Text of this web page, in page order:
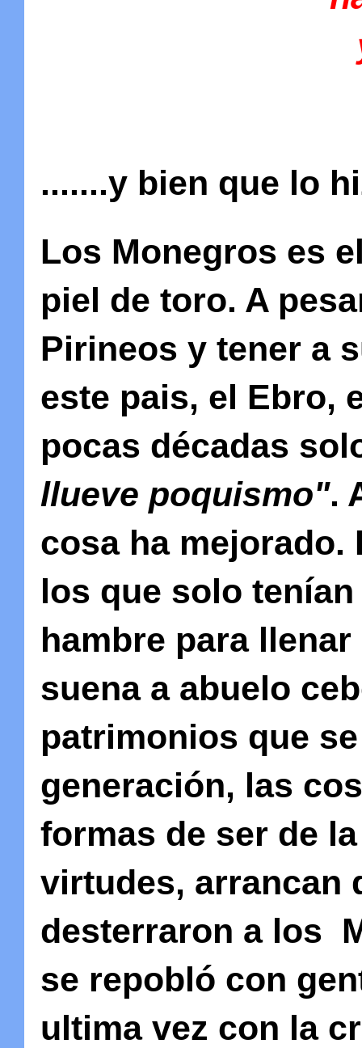
.......y bien que lo
Los Monegros es
piel de toro. A
Pirineos y tener a
este pais, el Ebro,
pocas décadas
llueve poquismo".
cosa ha mejorado.
los que solo
hambre para
suena a abuelo
patrimonios que
generación, las
formas de ser de
virtudes, arrancan
desterraron a los
se repobló con
ultima vez con la